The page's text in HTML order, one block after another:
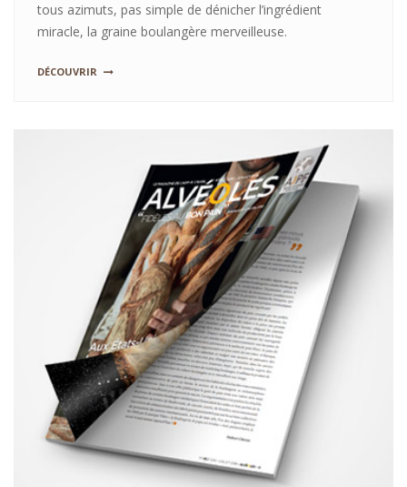
tous azimuts, pas simple de dénicher l’ingrédient
miracle, la graine boulangère merveilleuse.
DÉCOUVRIR